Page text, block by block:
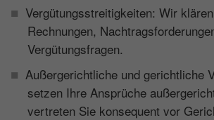
Vergütungsstreitigkeiten: Wir
Rechnungen,
Vergütungsfragen.
Außergerichtliche und gerichtliche
setzen Ihre Ansprüche
vertreten Sie konsequent vor